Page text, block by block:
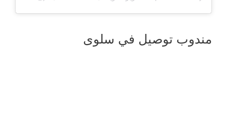
مندوب توصيل في سلوى